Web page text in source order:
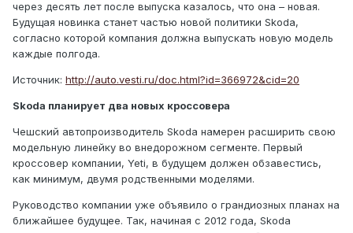
через десять лет после выпуска казалось, что она – новая.
Будущая новинка станет частью новой политики Skoda,
согласно которой компания должна выпускать новую модель
каждые полгода.
Источник: http://auto.vesti.ru/doc.html?id=366972&cid=20
Skoda планирует два новых кроссовера
Чешский автопроизводитель Skoda намерен расширить свою
модельную линейку во внедорожном сегменте. Первый
кроссовер компании, Yeti, в будущем должен обзавестись,
как минимум, двумя родственными моделями.
Руководство компании уже объявило о грандиозных планах на
ближайшее будущее. Так, начиная с 2012 года, Skoda